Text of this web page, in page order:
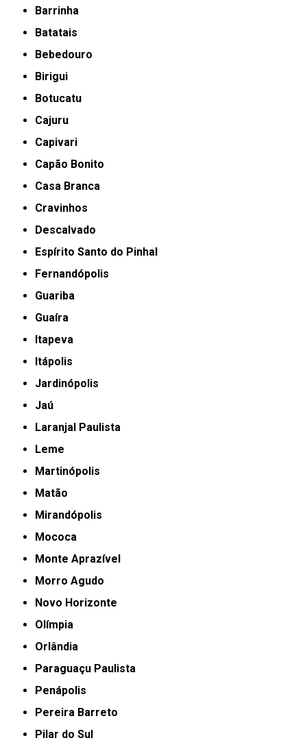
Barrinha
Batatais
Bebedouro
Birigui
Botucatu
Cajuru
Capivari
Capão Bonito
Casa Branca
Cravinhos
Descalvado
Espírito Santo do Pinhal
Fernandópolis
Guariba
Guaíra
Itapeva
Itápolis
Jardinópolis
Jaú
Laranjal Paulista
Leme
Martinópolis
Matão
Mirandópolis
Mococa
Monte Aprazível
Morro Agudo
Novo Horizonte
Olímpia
Orlândia
Paraguaçu Paulista
Penápolis
Pereira Barreto
Pilar do Sul